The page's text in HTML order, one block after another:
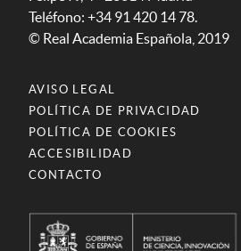
Teléfono: +34 91 420 14 78.
© Real Academia Española, 2019
AVISO LEGAL
POLÍTICA DE PRIVACIDAD
POLÍTICA DE COOKIES
ACCESIBILIDAD
CONTACTO